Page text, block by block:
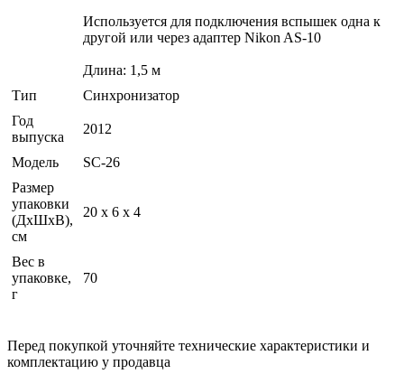
Используется для подключения вспышек одна к
другой или через адаптер Nikon AS-10
Длина: 1,5 м
Тип
Синхронизатор
Год
выпуска
2012
Модель
SC-26
Размер
упаковки
(ДхШхВ),
см
20 x 6 x 4
Вес в
упаковке,
г
70
Перед покупкой уточняйте технические характеристики и
комплектацию у продавца